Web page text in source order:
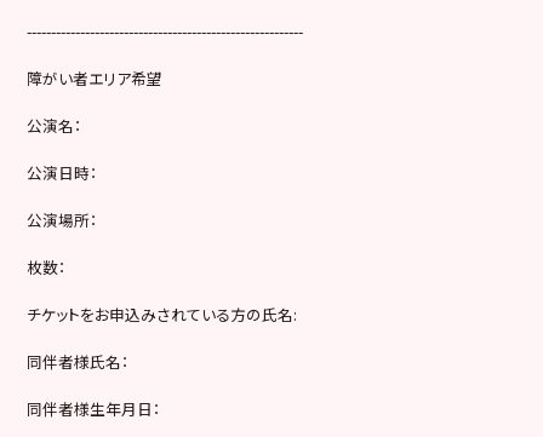
---------------------------------------------------------
障がい者エリア希望
公演名：
公演日時：
公演場所：
枚数：
チケットをお申込みされている方の氏名:
同伴者様氏名：
同伴者様生年月日：